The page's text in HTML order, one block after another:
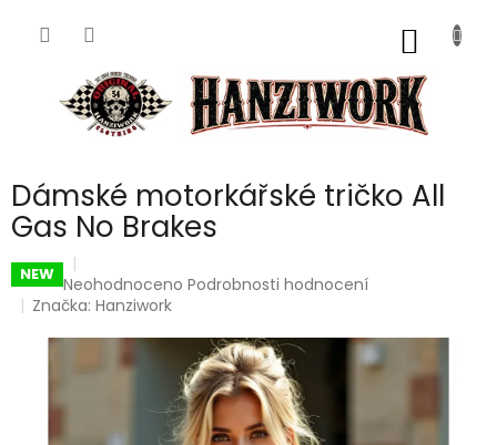
Dámské motorkářské tričko All
Gas No Brakes
NEW Průměrné
hodnocení
5
hvězdiček.
Neohodnoceno Podrobnosti hodnocení
Značka:Hanziwork